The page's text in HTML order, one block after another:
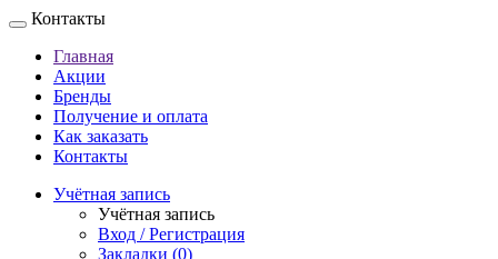
Контакты
Главная
Акции
Бренды
Получение и оплата
Как заказать
Контакты
Учётная запись
Учётная запись
Вход / Регистрация
Закладки (0)